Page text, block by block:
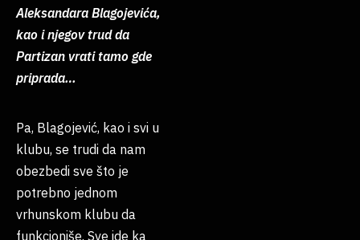
Aleksandara Blagojevića,
kao i njegov trud da
Partizan vrati tamo gde
priprada…
Pa, Blagojević, kao i svi u
klubu, se trudi da nam
obezbedi sve što je
potrebno jednom
vrhunskom klubu da
funkcioniše. Sve ide ka